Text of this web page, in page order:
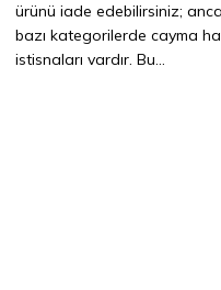
ürünü iade edebilirsiniz;
bazı kategorilerde cayma
istisnaları vardır. Bu...